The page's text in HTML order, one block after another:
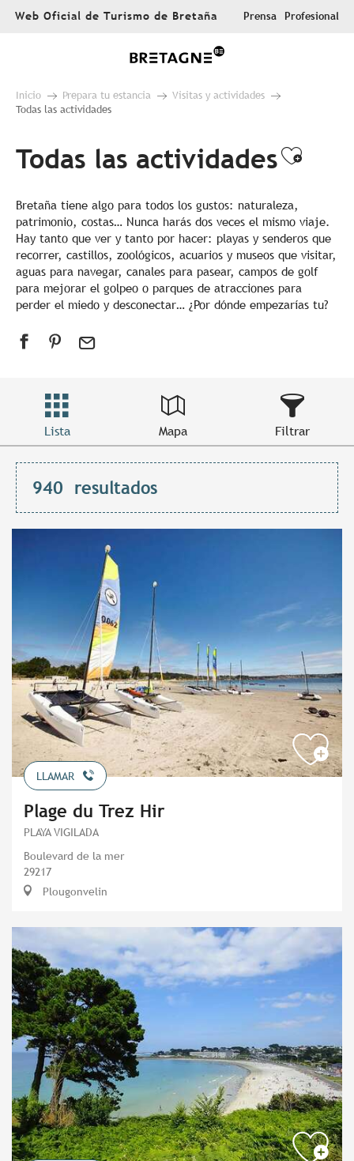
AllerWeb Oficial de Turismo de Bretaña Prensa Profesional
Inicio Prepara tu estancia
Visitas y actividades
Todas las actividades
Todas las actividades
Bretaña tiene algo para todos los gustos: naturaleza,
patrimonio, costas… Nunca harás dos veces el mismo viaje.
Hay tanto que ver y tanto por hacer: playas y senderos que
recorrer, castillos, zoológicos, acuarios y museos que visitar,
aguas para navegar, canales para pasear, campos de golf
para mejorar el golpeo o parques de atracciones para
perder el miedo y desconectar… ¿Por dónde empezarías tu?
Lista Mapa Filtrar
940 resultados
LLAMAR
Plage du Trez Hir
PLAYA VIGILADA
Boulevard de la mer
29217
Plougonvelin